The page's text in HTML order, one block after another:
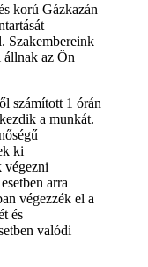
korú Gázkazán
Szakembereink
állnak az Ön
számított 1 órán
a munkát.
ki
végezni
arra
végezzék el a
és
valódi